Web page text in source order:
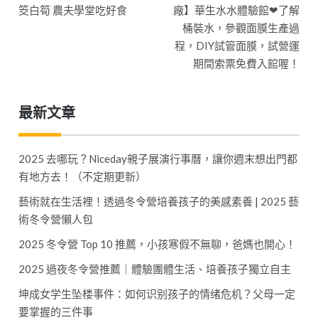
章
筊白筍 農夫學堂吃好食
廠】華生水水體驗館❤了解
桶裝水，參觀面膜生產過
程，DIY試管面膜，試營運
期間索票免費入館喔！
最新文章
2025 去哪玩？Niceday親子展演行事曆，讓你週末想出門都
有地方去！（不定期更新）
藝術就在生活裡！透過冬令營培養孩子的美感素養 | 2025 藝
術冬令營懶人包
2025 冬令營 Top 10 推薦，小孩寒假不無聊，爸媽也開心！
2025 過夜冬令營推薦｜體驗團體生活、培養孩子獨立自主
坤成女学生坠楼事件：如何识别孩子的情绪危机？父母一定
要掌握的三件事